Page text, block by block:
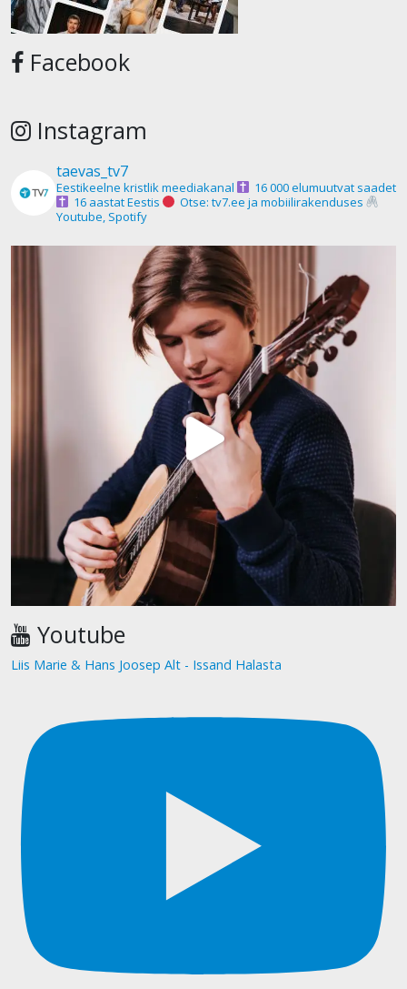
Facebook
Instagram
taevas_tv7
Eestikeelne kristlik meediakanal
16 000 elumuutvat saadet
16 aastat Eestis
Otse: tv7.ee ja mobiilirakenduses
Youtube, Spotify
Youtube
Liis Marie & Hans Joosep Alt - Issand Halasta